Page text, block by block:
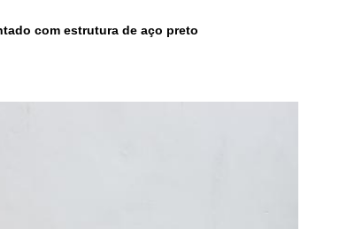
com estrutura de aço preto